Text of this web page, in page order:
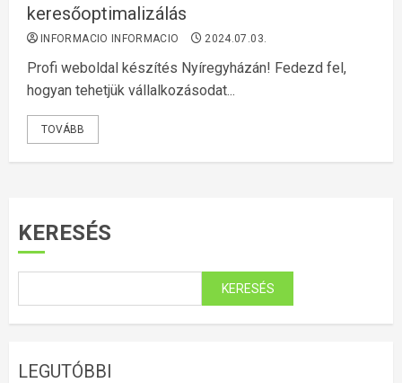
keresőoptimalizálás
INFORMACIO INFORMACIO 2024.07.03.
Profi weboldal készítés Nyíregyházán! Fedezd fel,
hogyan tehetjük vállalkozásodat...
TOVÁBB
KERESÉS
KERESÉS
LEGUTÓBBI